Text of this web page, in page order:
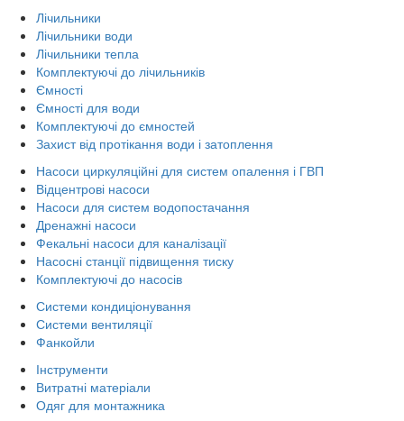
Лічильники
Лічильники води
Лічильники тепла
Комплектуючі до лічильників
Ємності
Ємності для води
Комплектуючі до ємностей
Захист від протікання води і затоплення
Насоси циркуляційні для систем опалення і ГВП
Відцентрові насоси
Насоси для систем водопостачання
Дренажні насоси
Фекальні насоси для каналізації
Насосні станції підвищення тиску
Комплектуючі до насосів
Системи кондиціонування
Системи вентиляції
Фанкойли
Інструменти
Витратні матеріали
Одяг для монтажника